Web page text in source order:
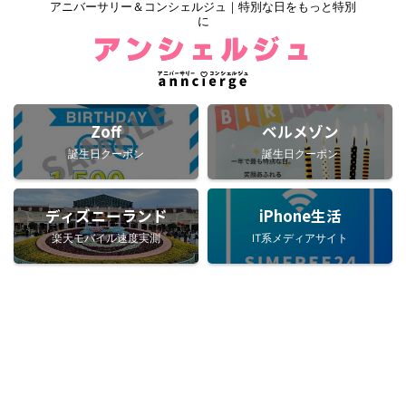
アニバーサリー＆コンシェルジュ｜特別な日をもっと特別
に
Zoff
誕生日クーポン
ベルメゾン
誕生日クーポン
ディズニーランド
楽天モバイル速度実測
iPhone生活
IT系メディアサイト